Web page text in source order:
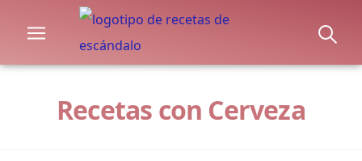
Recetas con Cerveza